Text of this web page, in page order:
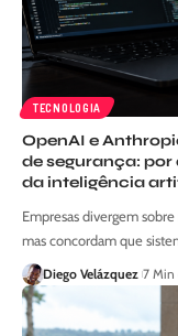
TECNOLOGIA
OpenAI e
de segurança:
da inteligência
Empresas divergem
mas concordam que
Diego Velázquez 7 Min